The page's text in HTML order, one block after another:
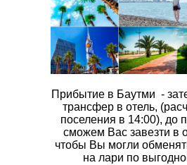
Прибытие в Баутми -
трансфер в отель,
поселения в 14:00), до
сможем Вас завезти в
чтобы Вы могли
на лари по